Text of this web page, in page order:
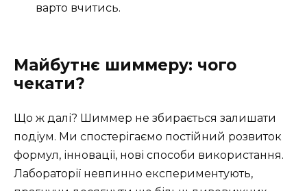
варто вчитись.
Майбутнє шиммеру: чого
чекати?
Що ж далі? Шиммер не збирається залишати
подіум. Ми спостерігаємо постійний розвиток
формул, інновації, нові способи використання.
Лабораторії невпинно експериментують,